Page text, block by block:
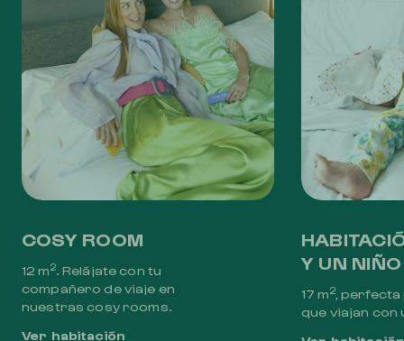
COSY ROOM
12 m2. Relájate con tu
compañero de viaje en
nuestras cosy rooms.
Ver habitación
Y UN
17 m2, perfecta
que viajan con